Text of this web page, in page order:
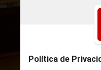
Brewhouse,
outubro a
House, novo